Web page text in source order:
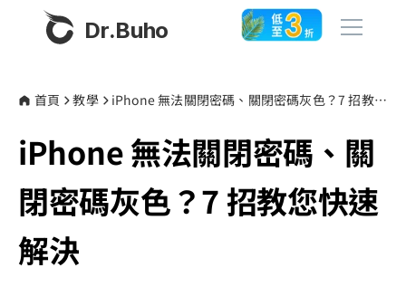
Dr.Buho
產品
BuhoCleaner
BuhoUnlocker
BuhoRepair
商店
部落格
首頁 教學 iPhone 無法關閉密碼、關閉密碼灰色？7 招教您快速解決
iPhone 無法關閉密碼、關
閉密碼灰色？7 招教您快速
解決